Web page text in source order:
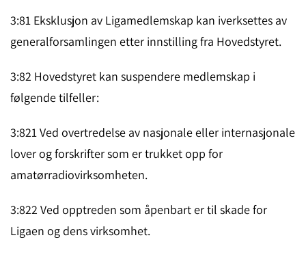
3:81 Eksklusjon av Ligamedlemskap kan iverksettes av
general­for­sam­lingen etter innstilling fra Hovedstyret.
3:82 Hovedstyret kan suspendere medlemskap i
følgende tilfeller:
3:821 Ved overtredelse av nasjonale eller internasjonale
lover og for­skrif­ter som er trukket opp for
amatørradiovirksom­heten.
3:822 Ved opptreden som åpenbart er til skade for
Ligaen og dens virksom­het.